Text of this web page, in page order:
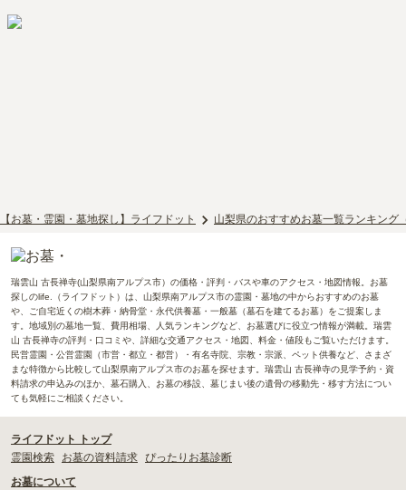
【お墓・霊園・墓地探し】ライフドット 山梨県のおすすめお墓一覧ランキング
瑞雲山 古長禅寺(山梨県南アルプス市）の価格・評判・バスや車のアクセス・地図情報。お墓
探しのlife.（ライフドット）は、山梨県南アルプス市の霊園・墓地の中からおすすめのお墓
や、ご自宅近くの樹木葬・納骨堂・永代供養墓・一般墓（墓石を建てるお墓）をご提案しま
す。地域別の墓地一覧、費用相場、人気ランキングなど、お墓選びに役立つ情報が満載。瑞雲
山 古長禅寺の評判・口コミや、詳細な交通アクセス・地図、料金・値段もご覧いただけます。
民営霊園・公営霊園（市営・都立・都営）・有名寺院、宗教・宗派、ペット供養など、さまざ
まな特徴から比較して山梨県南アルプス市のお墓を探せます。瑞雲山 古長禅寺の見学予約・資
料請求の申込みのほか、墓石購入、お墓の移設、墓じまい後の遺骨の移動先・移す方法につい
ても気軽にご相談ください。
ライフドット トップ
霊園検索
お墓の資料請求 ぴったりお墓診断
お墓について